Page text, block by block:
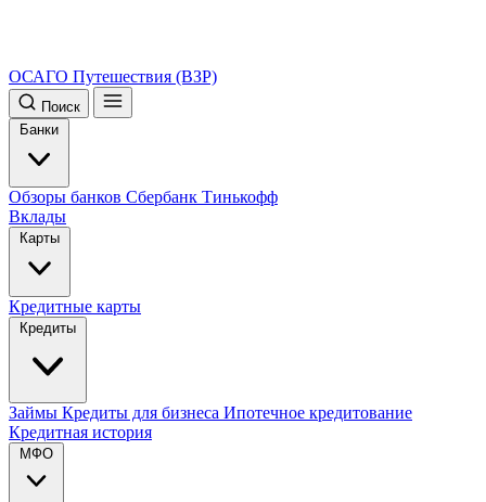
ОСАГО Путешествия (ВЗР)
Поиск
Банки
Обзоры банков Сбербанк Тинькофф
Вклады
Карты
Кредитные карты
Кредиты
Займы Кредиты для бизнеса Ипотечное кредитование
Кредитная история
МФО